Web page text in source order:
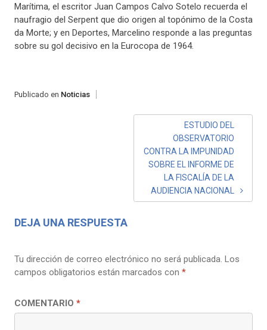
Marítima, el escritor Juan Campos Calvo Sotelo recuerda el
naufragio del Serpent que dio origen al topónimo de la Costa
da Morte; y en Deportes, Marcelino responde a las preguntas
sobre su gol decisivo en la Eurocopa de 1964.
Publicado en Noticias
ESTUDIO DEL
OBSERVATORIO
CONTRA LA IMPUNIDAD
SOBRE EL INFORME DE
LA FISCALÍA DE LA
AUDIENCIA NACIONAL
DEJA UNA RESPUESTA
Tu dirección de correo electrónico no será publicada. Los
campos obligatorios están marcados con *
COMENTARIO *